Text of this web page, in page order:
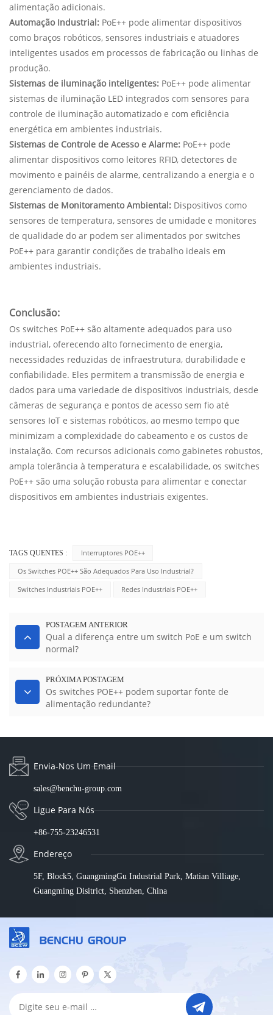
alimentação adicionais.
Automação Industrial: PoE++ pode alimentar dispositivos
como braços robóticos, sensores industriais e atuadores
inteligentes usados em processos de fabricação ou linhas de
produção.
Sistemas de iluminação inteligentes: PoE++ pode alimentar
sistemas de iluminação LED integrados com sensores para
controle de iluminação automatizado e com eficiência
energética em ambientes industriais.
Sistemas de Controle de Acesso e Alarme: PoE++ pode
alimentar dispositivos como leitores RFID, detectores de
movimento e painéis de alarme, centralizando a energia e o
gerenciamento de dados.
Sistemas de Monitoramento Ambiental: Dispositivos como
sensores de temperatura, sensores de umidade e monitores
de qualidade do ar podem ser alimentados por switches
PoE++ para garantir condições de trabalho ideais em
ambientes industriais.
Conclusão:
Os switches PoE++ são altamente adequados para uso
industrial, oferecendo alto fornecimento de energia,
necessidades reduzidas de infraestrutura, durabilidade e
confiabilidade. Eles permitem a transmissão de energia e
dados para uma variedade de dispositivos industriais, desde
câmeras de segurança e pontos de acesso sem fio até
sensores IoT e sistemas robóticos, ao mesmo tempo que
minimizam a complexidade do cabeamento e os custos de
instalação. Com recursos adicionais como gabinetes robustos,
ampla tolerância à temperatura e escalabilidade, os switches
PoE++ são uma solução robusta para alimentar e conectar
dispositivos em ambientes industriais exigentes.
TAGS QUENTES :
Interruptores POE++
Os Switches POE++ São Adequados Para Uso Industrial?
Switches Industriais POE++
Redes Industriais POE++
POSTAGEM ANTERIOR
Qual a diferença entre um switch PoE e um switch
normal?
PRÓXIMA POSTAGEM
Os switches POE++ podem suportar fonte de
alimentação redundante?
Envia-Nos Um Email
sales@benchu-group.com
Ligue Para Nós
+86-755-23246531
Endereço
5F, Block5, GuangmingGu Industrial Park, Matian Villiage,
Guangming Disitrict, Shenzhen, China